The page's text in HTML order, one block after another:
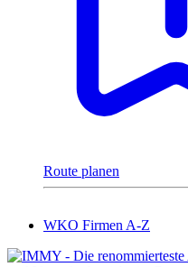
Route planen
WKO Firmen A-Z